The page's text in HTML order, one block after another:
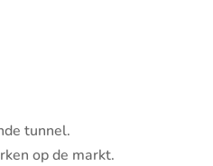
tunnel.
op de markt.